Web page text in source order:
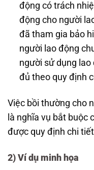
động có trách
động cho người
đã tham gia bảo
người lao động
người sử dụng
đủ theo quy định
Việc bồi thường cho
là nghĩa vụ bắt buộc
được quy định chi
2) Ví dụ minh họa